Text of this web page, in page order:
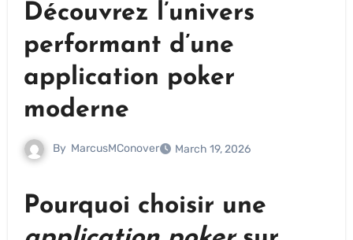
Découvrez l’univers
performant d’une
application poker
moderne
By MarcusMConover March 19, 2026
Pourquoi choisir une